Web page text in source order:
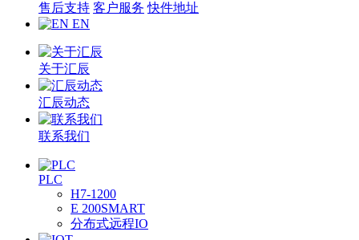
售后支持 客户服务 快件地址
EN
关于汇辰
汇辰动态
联系我们
PLC
H7-1200
E 200SMART
分布式远程IO